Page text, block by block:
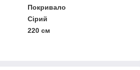
Покривало
Сірий
220 см